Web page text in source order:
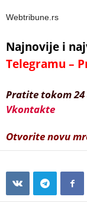
Webtribune.rs
Najnovije i
Telegramu –
Pratite tokom 24
Vkontakte
Otvorite novu